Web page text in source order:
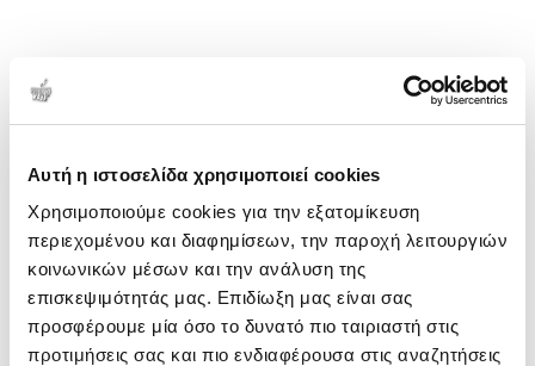
Αυτή η ιστοσελίδα χρησιμοποιεί cookies
Χρησιμοποιούμε cookies για την εξατομίκευση
περιεχομένου και διαφημίσεων, την παροχή λειτουργιών
κοινωνικών μέσων και την ανάλυση της
επισκεψιμότητάς μας. Επιδίωξη μας είναι σας
προσφέρουμε μία όσο το δυνατό πιο ταιριαστή στις
προτιμήσεις σας και πιο ενδιαφέρουσα στις αναζητήσεις